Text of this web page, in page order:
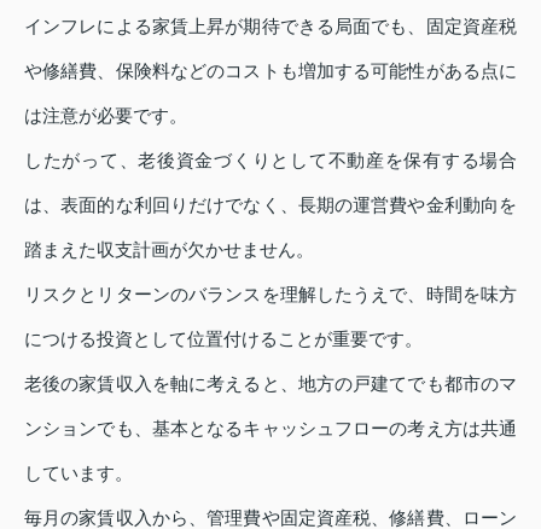
インフレによる家賃上昇が期待できる局面でも、固定資産税
や修繕費、保険料などのコストも増加する可能性がある点に
は注意が必要です。
したがって、老後資金づくりとして不動産を保有する場合
は、表面的な利回りだけでなく、長期の運営費や金利動向を
踏まえた収支計画が欠かせません。
リスクとリターンのバランスを理解したうえで、時間を味方
につける投資として位置付けることが重要です。
老後の家賃収入を軸に考えると、地方の戸建てでも都市のマ
ンションでも、基本となるキャッシュフローの考え方は共通
しています。
毎月の家賃収入から、管理費や固定資産税、修繕費、ローン